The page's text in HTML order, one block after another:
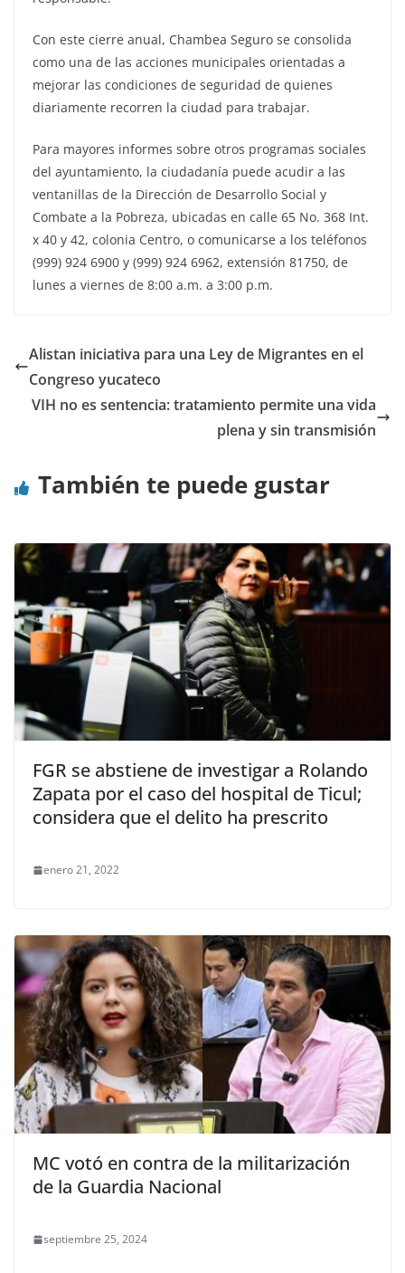
Con este cierre anual, Chambea Seguro se consolida
como una de las acciones municipales orientadas a
mejorar las condiciones de seguridad de quienes
diariamente recorren la ciudad para trabajar.
Para mayores informes sobre otros programas sociales
del ayuntamiento, la ciudadanía puede acudir a las
ventanillas de la Dirección de Desarrollo Social y
Combate a la Pobreza, ubicadas en calle 65 No. 368 Int.
x 40 y 42, colonia Centro, o comunicarse a los teléfonos
(999) 924 6900 y (999) 924 6962, extensión 81750, de
lunes a viernes de 8:00 a.m. a 3:00 p.m.
Alistan iniciativa para una Ley de Migrantes en el
Congreso yucateco
VIH no es sentencia: tratamiento permite una vida
plena y sin transmisión
También te puede gustar
FGR se abstiene de investigar a Rolando
Zapata por el caso del hospital de Ticul;
considera que el delito ha prescrito
enero 21, 2022
MC votó en contra de la militarización
de la Guardia Nacional
septiembre 25, 2024